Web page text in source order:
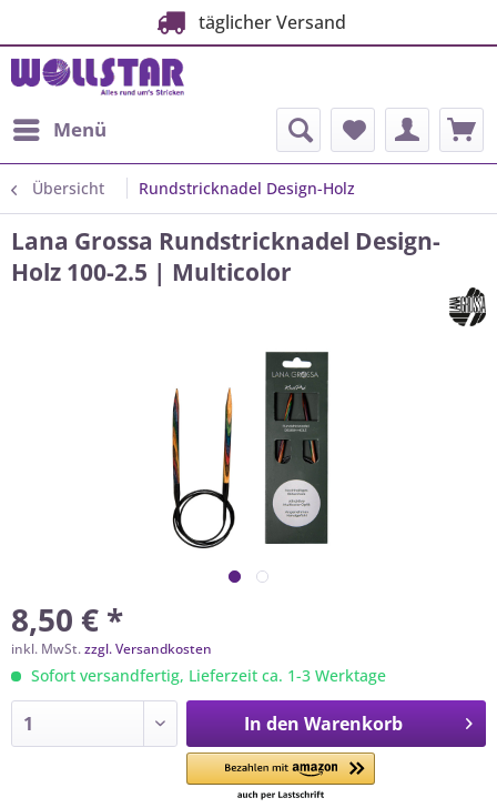
täglicher Versand
Menü
Übersicht Rundstricknadel Design-Holz
Lana Grossa Rundstricknadel Design-
Holz 100-2.5 | Multicolor
8,50 € *
inkl. MwSt.zzgl. Versandkosten
Sofort versandfertig, Lieferzeit ca. 1-3 Werktage
In den Warenkorb